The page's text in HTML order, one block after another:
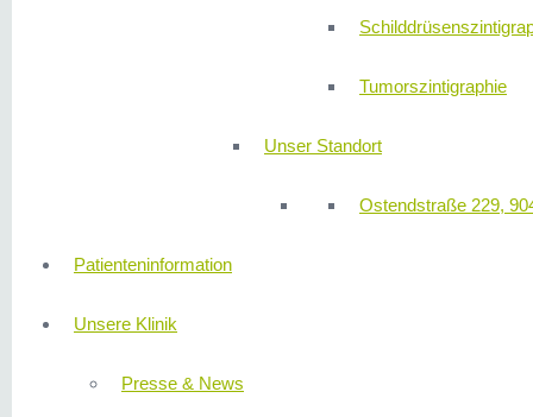
Tumorszintigraphie
Unser Standort
Ostendstraße 229,
Patienteninformation
Unsere Klinik
Presse & News